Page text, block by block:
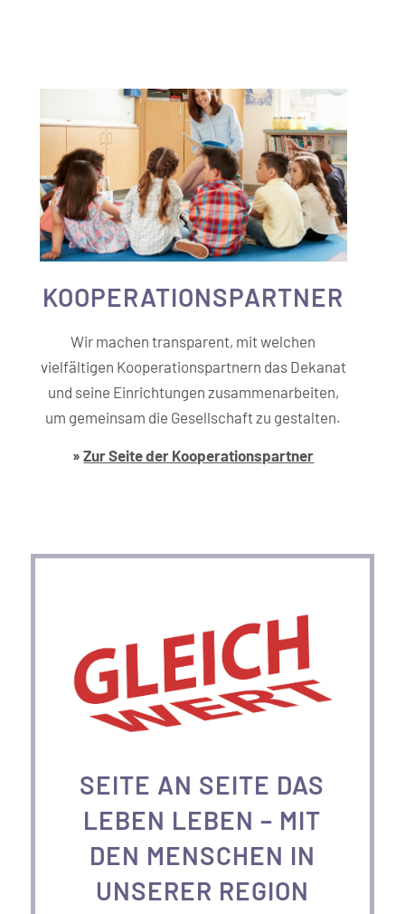
KOOPERATIONS­PARTNER
Wir machen transparent, mit welchen
vielfältigen Kooperationspartnern das Dekanat
und seine Einrichtungen zusammenarbeiten,
um gemeinsam die Gesellschaft zu gestalten.
»Zur Seite der Kooperations­partner
SEITE AN SEITE DAS
LEBEN LEBEN – MIT
DEN MENSCHEN IN
UNSERER REGION